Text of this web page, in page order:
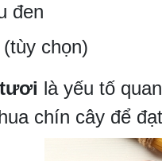
đen
chọn)
là yếu tố
chín cây để